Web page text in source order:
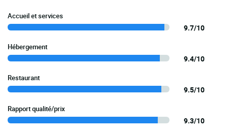
Accueil et services
9.7/10
Hébergement
9.4/10
Restaurant
9.5/10
Rapport qualité/prix
9.3/10